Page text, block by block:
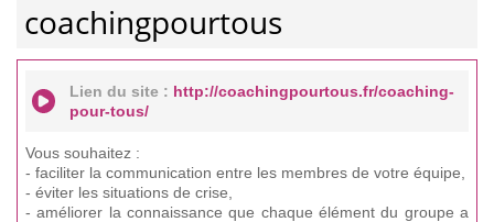
coachingpourtous
Lien du site : http://coachingpourtous.fr/coaching-
pour-tous/
Vous souhaitez :
- faciliter la communication entre les membres de votre équipe,
- éviter les situations de crise,
- améliorer la connaissance que chaque élément du groupe a